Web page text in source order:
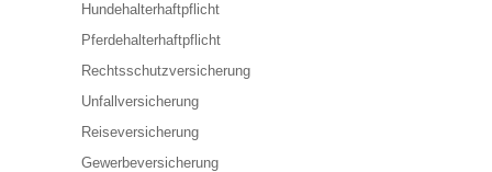
Hundehalterhaftpflicht
Pferdehalterhaftpflicht
Rechtsschutzversicherung
Unfallversicherung
Reiseversicherung
Gewerbeversicherung